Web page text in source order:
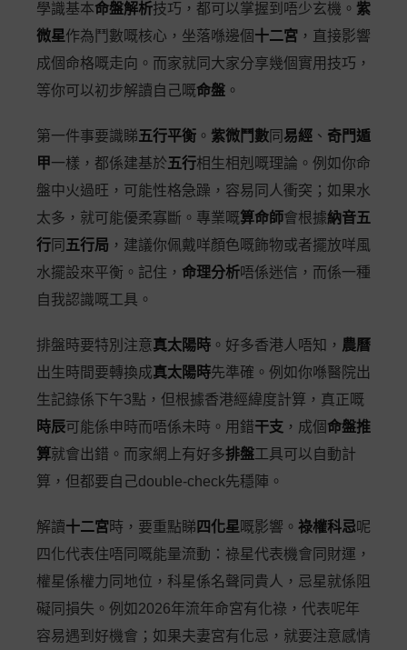
學識基本命盤解析技巧，都可以掌握到唔少玄機。 紫
微星作為鬥數嘅核心，坐落喺邊個 十二宮 ，直接影響
成個命格嘅走向。而家就同大家分享幾個實用技巧，
等你可以初步解讀自己嘅命盤 。
第一件事要識睇五行平衡 。 紫微鬥數 同 易經 、 奇門遁
甲一樣，都係建基於五行相生相剋嘅理論。例如你命
盤中火過旺，可能性格急躁，容易同人衝突；如果水
太多，就可能優柔寡斷。專業嘅算命師會根據納音五
行 同 五行局 ，建議你佩戴咩顏色嘅飾物或者擺放咩風
水擺設來平衡。記住， 命理分析唔係迷信，而係一種
自我認識嘅工具。
排盤時要特別注意真太陽時 。好多香港人唔知， 農曆
出生時間要轉換成真太陽時先準確。例如你喺醫院出
生記錄係下午3點，但根據香港經緯度計算，真正嘅
時辰可能係申時而唔係未時。用錯干支 ，成個 命盤推
算就會出錯。而家網上有好多排盤工具可以自動計
算，但都要自己double-check先穩陣。
解讀十二宮時，要重點睇 四化星嘅影響。 祿權科忌呢
四化代表住唔同嘅能量流動：祿星代表機會同財運，
權星係權力同地位，科星係名聲同貴人，忌星就係阻
礙同損失。例如2026年流年命宮有化祿，代表呢年
容易遇到好機會；如果夫妻宮有化忌，就要注意感情